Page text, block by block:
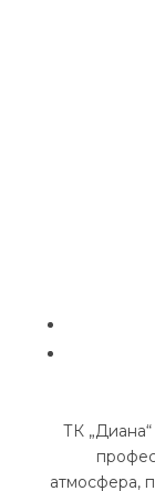
ТК „Диана“
атмосфера,